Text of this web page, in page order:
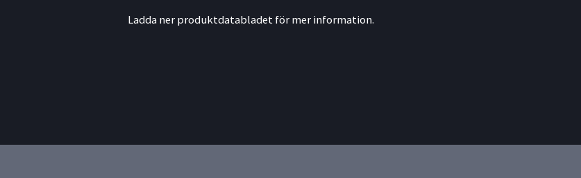
Ladda ner produktdatabladet för mer information.